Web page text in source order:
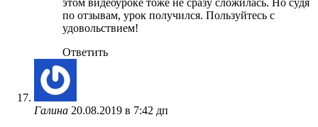
по отзывам, урок получился. Пользуйтесь с
удовольствием!
Ответить
Галина 20.08.2019 в 7:42 дп